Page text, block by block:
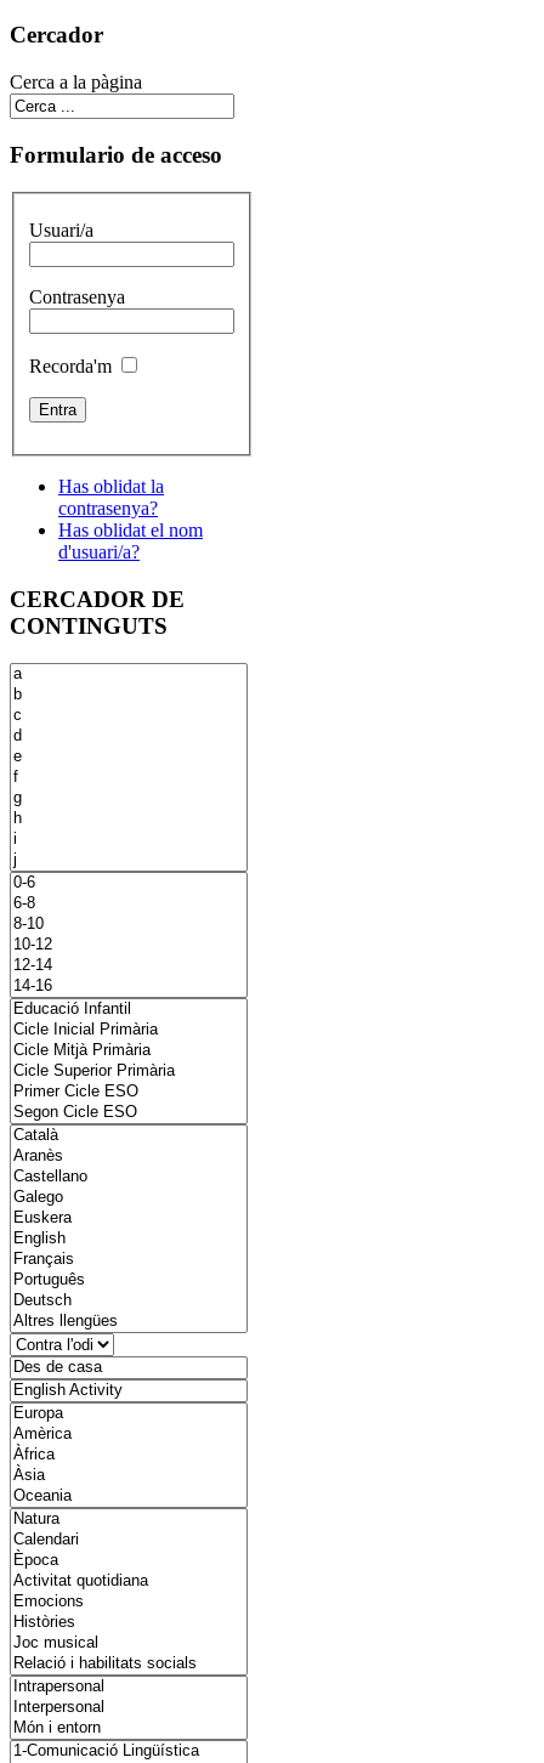
Cercador
Cerca a la pàgina
Formulario de acceso
Usuari/a
Contrasenya
Recorda'm
Has oblidat la
contrasenya?
Has oblidat el nom
d'usuari/a?
CERCADOR DE
CONTINGUTS